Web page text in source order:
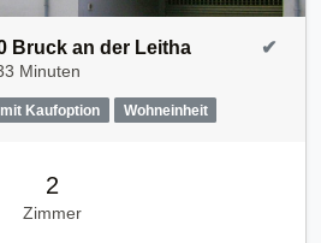
Bruck an der Leitha
Minuten
Kaufoption Wohneinheit
✔
2
Zimmer